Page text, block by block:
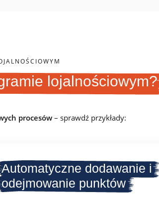
lojalnościowym?
procesów– sprawdź przykłady:
Automatyczne dodawanie i
odejmowanie punktów